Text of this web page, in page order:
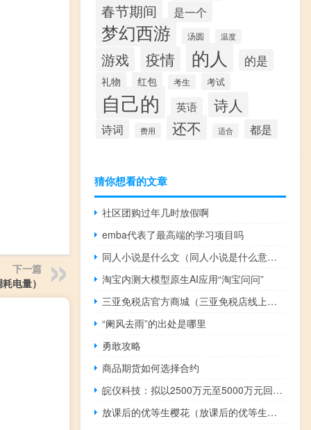
下一篇
电量）
春节期间 是一个
梦幻西游 汤圆 温度
游戏 疫情 的人 的是
礼物 红包 考生 考试
自己的 英语 诗人
诗词 费用 还不 适合 都是
猜你想看的文章
社区团购过年几时放假啊
emba代表了最高端的学习项目吗
同人小说是什么文（同人小说是什么意思）
淘宝内测大模型原生AI应用“淘宝问问”
三亚免税店官方商城（三亚免税店线上商城）
“阑风去雨”的出处是哪里
勇敢攻略
商品期货如何选择合约
皖仪科技：拟以2500万元至5000万元回购股份
放课后的优等生樱花（放课后的优等生免费）